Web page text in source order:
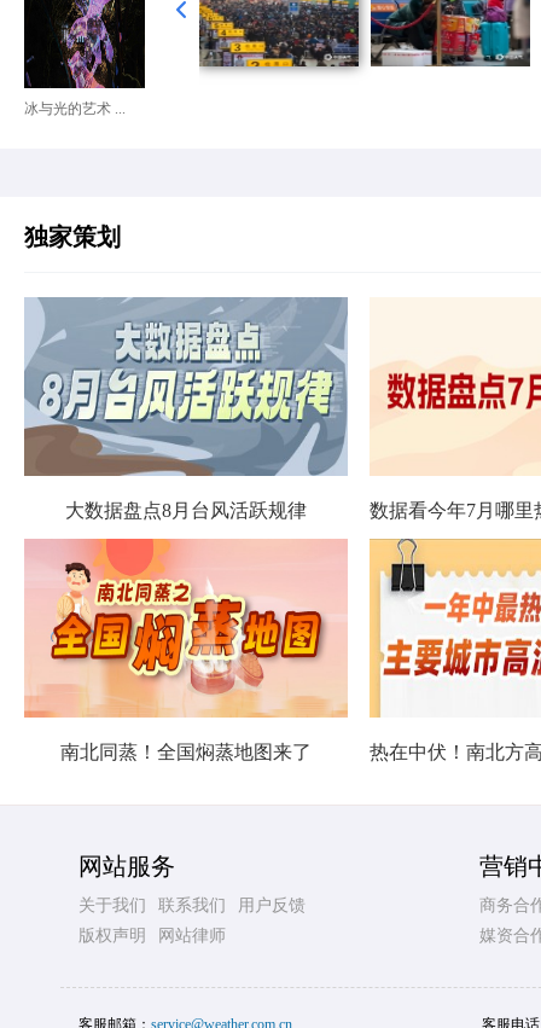
冰与光的艺术 ...
独家策划
大数据盘点8月台风活跃规律
南北同蒸！全国焖蒸地图来了
网站服务
关于我们 联系我们
用户反馈
版权声明
网站律师
营销
商务合
媒资合
客服邮箱： service@weather.com.cn 客服电